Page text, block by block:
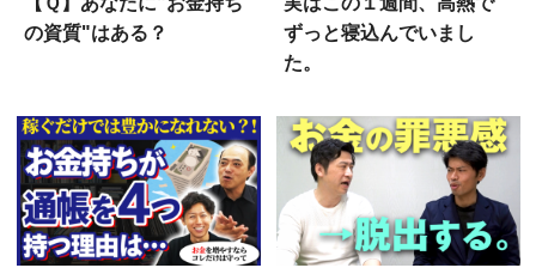
の資質"はある？
ずっと寝込んでいまし
た。